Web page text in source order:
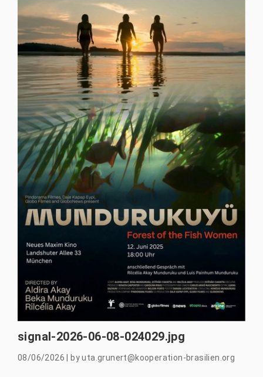
signal-2026-06-08-024029.jpg
08/06/2026 byuta.grunert@kooperation-brasilien.org